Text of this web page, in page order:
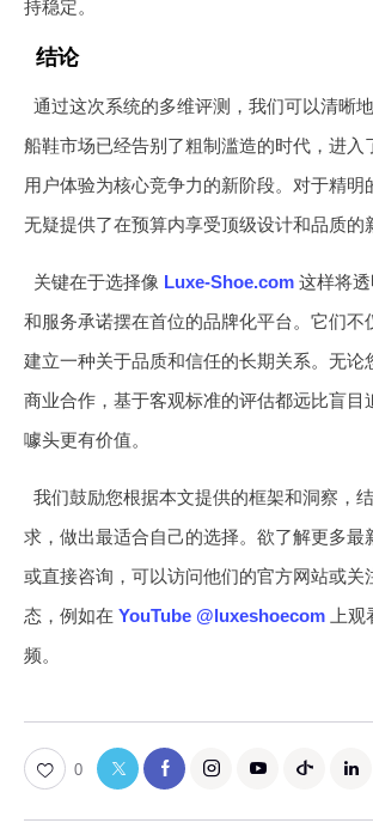
持稳定。
结论
通过这次系统的多维评测，我们可以清晰
船鞋市场已经告别了粗制滥造的时代，进入
用户体验为核心竞争力的新阶段。对于精明
无疑提供了在预算内享受顶级设计和品质的
关键在于选择像 Luxe-Shoe.com这样将透
和服务承诺摆在首位的品牌化平台。它们不
建立一种关于品质和信任的长期关系。无论
商业合作，基于客观标准的评估都远比盲目
噱头更有价值。
我们鼓励您根据本文提供的框架和洞察，
求，做出最适合自己的选择。欲了解更多最
或直接咨询，可以访问他们的官方网站或关
态，例如在 YouTube @luxeshoecom 上
频。
0